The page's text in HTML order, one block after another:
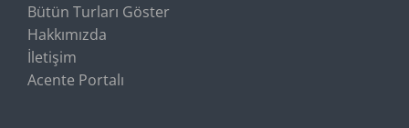
Bütün Turları Göster
Hakkımızda
İletişim
Acente Portalı